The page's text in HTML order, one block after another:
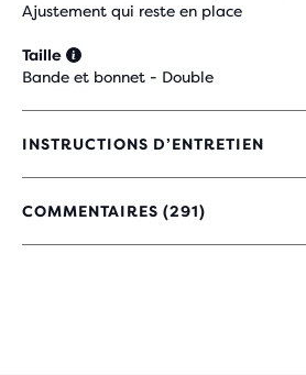
Ajustement qui reste en place
Taille
Bande et bonnet - Double
INSTRUCTIONS D’ENTRETIEN
COMMENTAIRES (291)
3.8
SUR